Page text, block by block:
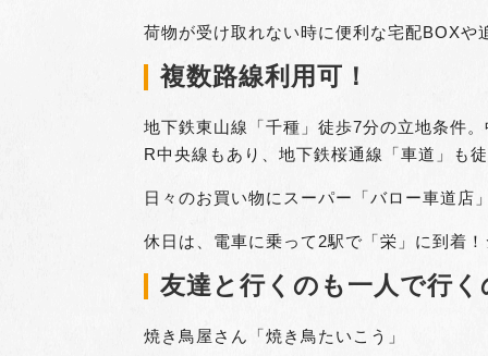
荷物が受け取れない時に便利な宅配BOX
複数路線利用可！
地下鉄東山線「千種」徒歩7分の立地条件
R中央線もあり、地下鉄桜通線「車道」も
日々のお買い物にスーパー「バロー車道
休日は、電車に乗って2駅で「栄」に到着
友達と行くのも一人で行
焼き鳥屋さん「焼き鳥たいこう」